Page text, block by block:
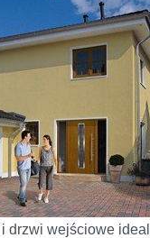
Hörmann
drzwi wejściowe